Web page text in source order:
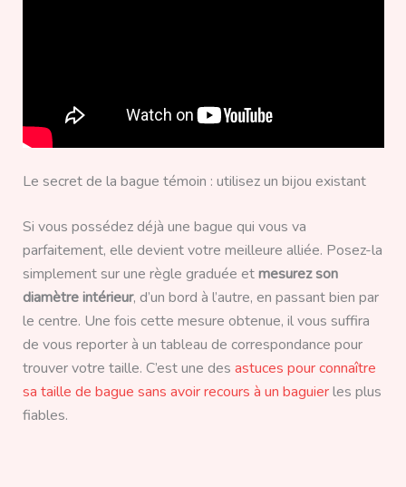
Le secret de la bague témoin : utilisez un bijou existant
Si vous possédez déjà une bague qui vous va
parfaitement, elle devient votre meilleure alliée. Posez-la
simplement sur une règle graduée etmesurez son
diamètre intérieur, d’un bord à l’autre, en passant bien par
le centre. Une fois cette mesure obtenue, il vous suffira
de vous reporter à un tableau de correspondance pour
trouver votre taille. C’est une des astuces pour connaître
sa taille de bague sans avoir recours à un baguierles plus
fiables.